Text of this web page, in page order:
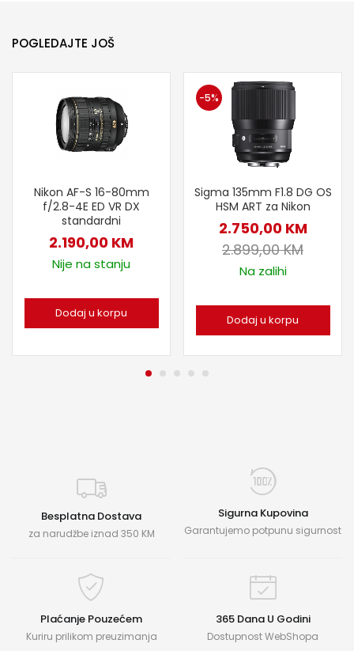
POGLEDAJTE JOŠ
Nikon AF-S 16-80mm
f/2.8-4E ED VR DX
standardni
2.190,00 KM
Nije na stanju
Dodaj u korpu
-5%
Sigma 135mm F1.8 DG OS
HSM ART za Nikon
2.750,00 KM
2.899,00KM
Na zalihi
Dodaj u korpu
Besplatna Dostava
za narudžbe iznad 350 KM
Sigurna Kupovina
Garantujemo potpunu sigurnost
Plaćanje Pouzećem
Kuriru prilikom preuzimanja
365 Dana U Godini
Dostupnost WebShopa